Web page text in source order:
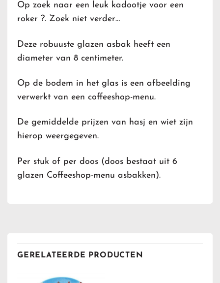
Op zoek naar een leuk kadootje voor een
roker ?. Zoek niet verder…
Deze robuuste glazen asbak heeft een
diameter van 8 centimeter.
Op de bodem in het glas is een afbeelding
verwerkt van een coffeeshop-menu.
De gemiddelde prijzen van hasj en wiet zijn
hierop weergegeven.
Per stuk of per doos (doos bestaat uit 6
glazen Coffeeshop-menu asbakken).
GERELATEERDE PRODUCTEN